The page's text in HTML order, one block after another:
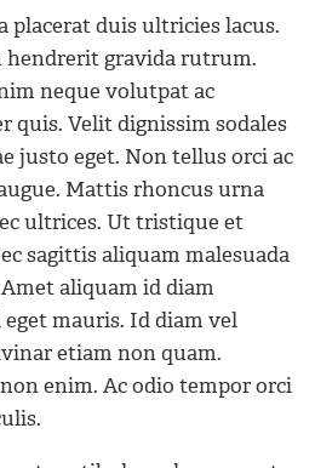
placerat duis ultricies lacus.
hendrerit gravida rutrum.
neque volutpat ac
quis. Velit dignissim sodales
justo eget. Non tellus orci ac
Mattis rhoncus urna
ultrices. Ut tristique et
sagittis aliquam malesuada
aliquam id diam
mauris. Id diam vel
etiam non quam.
enim. Ac odio tempor orci